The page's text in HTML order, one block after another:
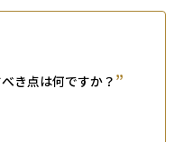
き点は何ですか？ ”